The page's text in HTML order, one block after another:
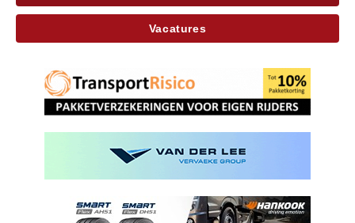
Vacatures